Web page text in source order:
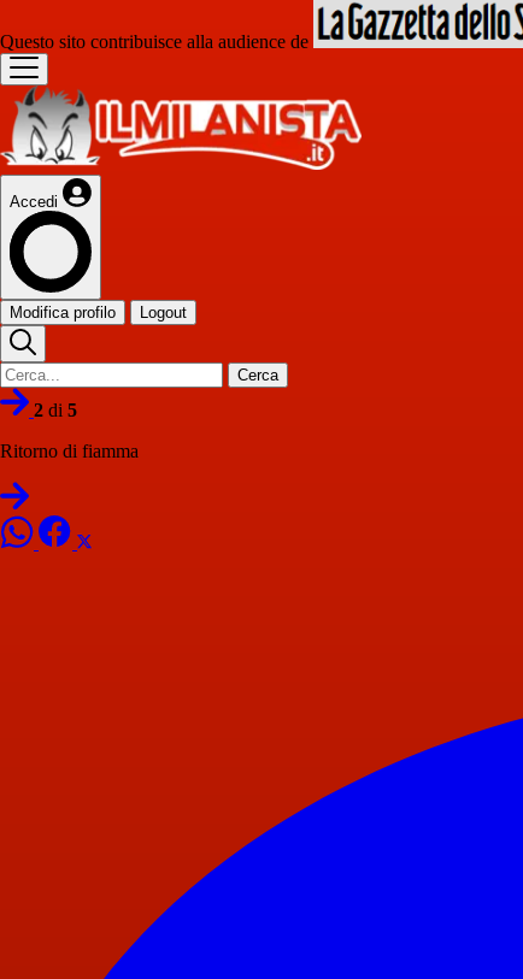
Questo sito contribuisce alla audience de
Accedi
Modifica profilo Logout
Cerca
2 di 5
Ritorno di fiamma